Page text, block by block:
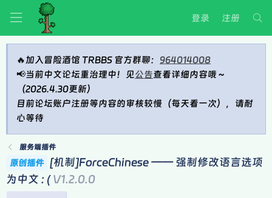
登录 注册
🔥加入冒险酒馆 TRBBS 官方群聊： 964014008
📢当前中文论坛重治理中！见公告查看详细内容哦～
（2026.4.30更新）
目前论坛账户注册等内容的审核较慢（每天看一次），请耐
心等待
服务端插件
原创插件 [机制]ForceChinese —— 强制修改语言选项
为中文 : (V1.2.0.0